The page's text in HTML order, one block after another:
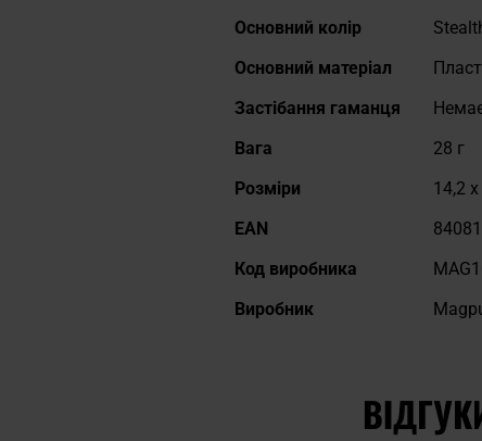
Основний колір
Основний матеріал
Застібання гаманця
Вага
28 г
Розміри
14,2
EAN
Код виробника
Виробник